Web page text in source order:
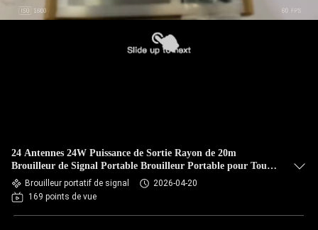
24 Antennes 24W Puissance de Sortie Rayon de 20m
Brouilleur de Signal Portable Brouilleur Portable pour Tous
les Signaux
Brouilleur portatif de signal
2026-04-20
169 points de vue